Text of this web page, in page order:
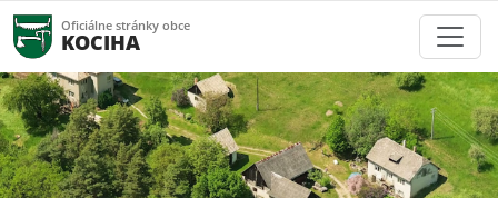
Oficiálne stránky obce
KOCIHA